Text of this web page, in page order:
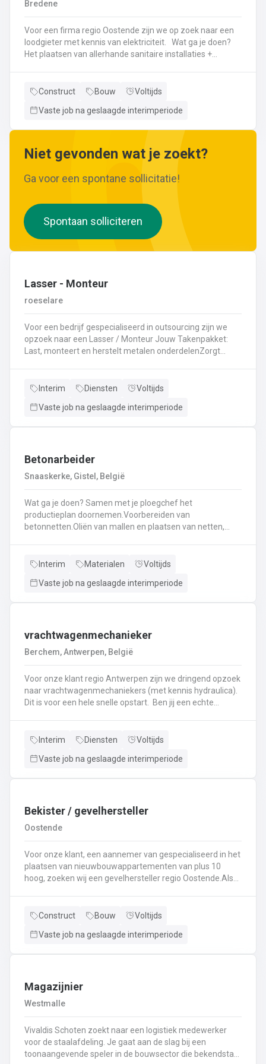
wijzigingen aan leidingen aanbrengen.Werken met
Bredene
Voor een firma regio Oostende zijn we op zoek naar een
loodgieter met kennis van elektriciteit. Wat ga je doen?
Het plaatsen van allerhande sanitaire installaties +
sanitaire toestellenBij Klanten herstellingen gaan
Neem gerust de vacature even door! Indien je nog vragen
Construct Bouw
Voltijds
Vaste job na geslaagde interimperiode
Niet gevonden wat je zoekt?
Ga voor een spontane sollicitatie!
Spontaan solliciteren
Lasser - Monteur
roeselare
Voor een bedrijf gespecialiseerd in outsourcing zijn we
opzoek naar een Lasser / Monteur Jouw Takenpakket:
Last, monteert en herstelt metalen onderdelenZorgt
gemakBepaalt en past de juiste lastechniek toe
kwaliteitsgericht volgens veiligheidsvoorschriftenDraagt
Interim Diensten
Voltijds
Vaste job na geslaagde interimperiode
Betonarbeider
Snaaskerke, Gistel, België
Wat ga je doen? Samen met je ploegchef het
productieplan doornemen.Voorbereiden van
betonnetten.Oliën van mallen en plaatsen van netten,
eindafwerking.Frezen, boren, en zagen in de
klaar zijn voor gebruik.Opruimen van de werkplaats en
Interim Materialen
Voltijds
Vaste job na geslaagde interimperiode
vrachtwagenmechanieker
Berchem, Antwerpen, België
Voor onze klant regio Antwerpen zijn we dringend opzoek
naar vrachtwagenmechaniekers (met kennis hydraulica).
Dit is voor een hele snelle opstart. Ben jij een echte
Dan ben jij de persoon die wij zoeken!
Interim Diensten
Voltijds
Vaste job na geslaagde interimperiode
Bekister / gevelhersteller
Oostende
Voor onze klant, een aannemer van gespecialiseerd in het
plaatsen van nieuwbouwappartementen van plus 10
hoog, zoeken wij een gevelhersteller regio Oostende.Als
collegas. Je zal voornamelijk ingezet worden voor:
gevel;Opnieuw voegen van bakstenen;Renovatie van
wapening en voorzien van een beschermlaag;Herstellen
2de natuur en heeft weinig geheimen voor jou. Je weet de
aanpakken. Dan is dit zeker de job voor jou!
Construct Bouw
Voltijds
Vaste job na geslaagde interimperiode
Magazijnier
Westmalle
Vivaldis Schoten zoekt naar een logistiek medewerker
voor de staalafdeling. Je gaat aan de slag bij een
toonaangevende speler in de bouwsector die bekendstaat